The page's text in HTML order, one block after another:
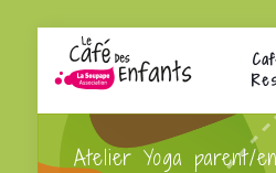
Atelier Yoga parent/